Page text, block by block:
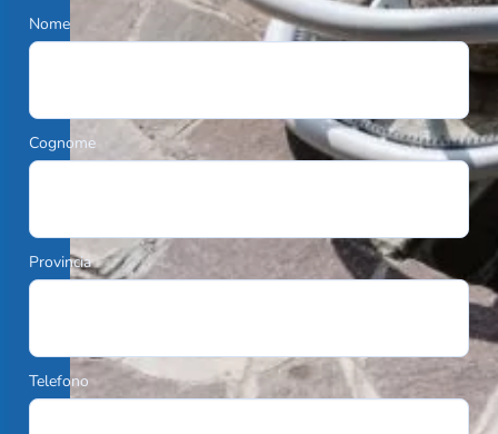
Nome
Cognome
Provincia
Telefono